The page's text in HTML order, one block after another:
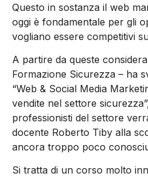
Questo in sostanza il web
oggi è fondamentale per gli
vogliano essere competitivi
A partire da queste
Formazione Sicurezza – ha
“Web & Social Media
vendite nel settore
professionisti del settore
docente Roberto Tiby alla
ancora troppo poco
Si tratta di un corso molto